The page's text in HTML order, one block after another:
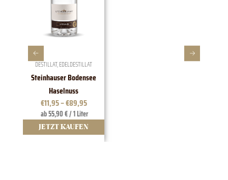
DESTILLAT,EDELDESTILLAT
Steinhauser Bodensee
Haselnuss
€11,95–€89,95
ab 55,90 € / 1 Liter
JETZT KAUFEN